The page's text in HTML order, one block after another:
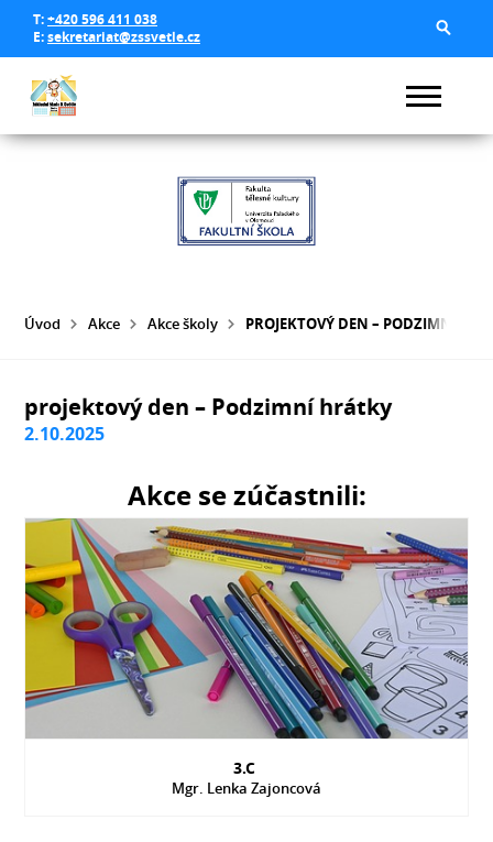
T:+420 596 411 038
E:sekretariat@zssvetle.cz
Úvod Akce Akce školy PROJEKTOVÝ DEN – PODZIMNÍ
projektový den – Podzimní hrátky
2.10.2025
Akce se zúčastnili:
3.C
Mgr. Lenka Zajoncová